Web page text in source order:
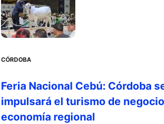
CÓRDOBA
Feria Nacional Cebú: Córdoba
impulsará el turismo de
economía regional